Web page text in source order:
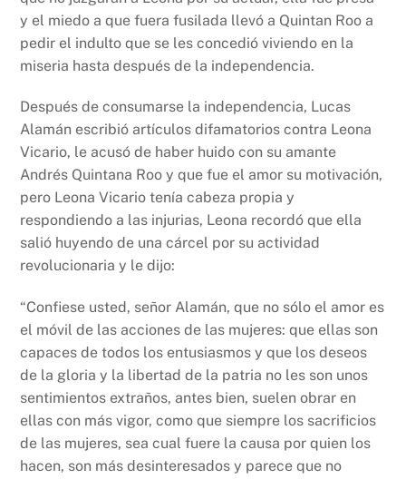
y el miedo a que fuera fusilada llevó a Quintan Roo a
pedir el indulto que se les concedió viviendo en la
miseria hasta después de la independencia.
Después de consumarse la independencia, Lucas
Alamán escribió artículos difamatorios contra Leona
Vicario, le acusó de haber huido con su amante
Andrés Quintana Roo y que fue el amor su motivación,
pero Leona Vicario tenía cabeza propia y
respondiendo a las injurias, Leona recordó que ella
salió huyendo de una cárcel por su actividad
revolucionaria y le dijo:
“Confiese usted, señor Alamán, que no sólo el amor es
el móvil de las acciones de las mujeres: que ellas son
capaces de todos los entusiasmos y que los deseos
de la gloria y la libertad de la patria no les son unos
sentimientos extraños, antes bien, suelen obrar en
ellas con más vigor, como que siempre los sacrificios
de las mujeres, sea cual fuere la causa por quien los
hacen, son más desinteresados y parece que no